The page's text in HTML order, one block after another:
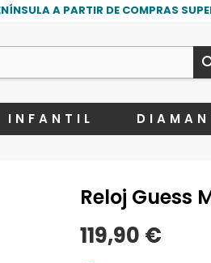
A PARTIR DE COMPRAS
INFANTIL
Reloj Guess
119,90 €